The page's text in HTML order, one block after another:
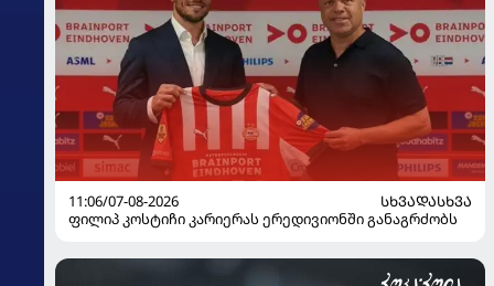
11:06/07-08-2026
ᲡᲮᲕᲐᲓᲐᲡᲮᲕᲐ
ფილიპ კოსტიჩი კარიერას ერედივიონში განაგრძობს